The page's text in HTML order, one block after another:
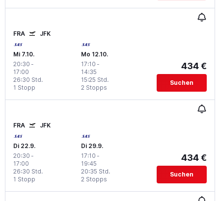
FRA JFK
Mi 7.10.
20:30 -
17:00
1 Stopp
26:30 Std.
Mo 12.10.
17:10 -
14:35
2 Stopps
15:25 Std.
434 €
Suchen
FRA JFK
Di 22.9.
20:30 -
17:00
1 Stopp
26:30 Std.
Di 29.9.
17:10 -
19:45
2 Stopps
20:35 Std.
434 €
Suchen